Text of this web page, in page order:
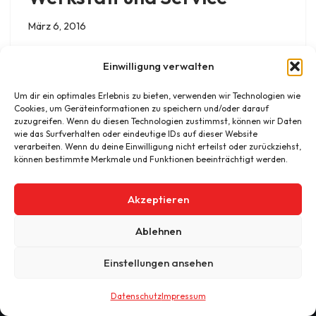
Einwilligung verwalten
Um dir ein optimales Erlebnis zu bieten, verwenden wir Technologien wie
Cookies, um Geräteinformationen zu speichern und/oder darauf
zuzugreifen. Wenn du diesen Technologien zustimmst, können wir Daten
wie das Surfverhalten oder eindeutige IDs auf dieser Website
verarbeiten. Wenn du deine Einwilligung nicht erteilst oder zurückziehst,
können bestimmte Merkmale und Funktionen beeinträchtigt werden.
Akzeptieren
Ablehnen
Einstellungen ansehen
DatenschutzImpressum
März 6, 2016
FabrikateDichtigkeitsinspektionen,
Feuchtigkeitmessungen, Gasprüfung.
Zeven GmbH.
Kontakt Impressum